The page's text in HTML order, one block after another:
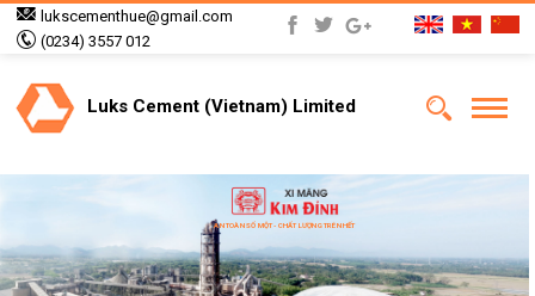
lukscementhue@gmail.com
(0234) 3557 012
Luks Cement (Vietnam) Limited
AN TOÀN SỐ MỘT - CHẤT LƯỢNG TRÊN HẾT